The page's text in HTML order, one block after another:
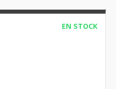
EN STOCK